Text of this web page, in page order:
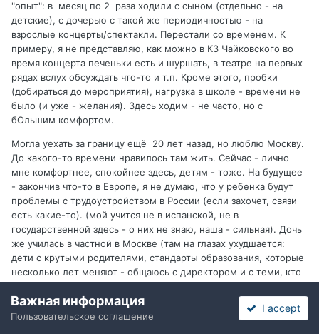
"опыт": в месяц по 2 раза ходили с сыном (отдельно - на
детские), с дочерью с такой же периодичностью - на
взрослые концерты/спектакли. Перестали со временем. К
примеру, я не представляю, как можно в КЗ Чайковского во
время концерта печеньки есть и шуршать, в театре на первых
рядах вслух обсуждать что-то и т.п. Кроме этого, пробки
(добираться до мероприятия), нагрузка в школе - времени не
было (и уже - желания). Здесь ходим - не часто, но с
бОльшим комфортом.
Могла уехать за границу ещё 20 лет назад, но люблю Москву.
До какого-то времени нравилось там жить. Сейчас - лично
мне комфортнее, спокойнее здесь, детям - тоже. На будущее
- закончив что-то в Европе, я не думаю, что у ребенка будут
проблемы с трудоустройством в России (если захочет, связи
есть какие-то). (мой учится не в испанской, не в
государственной здесь - о них не знаю, наша - сильная). Дочь
же училась в частной в Москве (там на глазах ухудшается:
дети с крутыми родителями, стандарты образования, которые
несколько лет меняют - общаюсь с директором и с теми, кто
сильной в Москве (один из примеров того, что мне не
нравится: сокращение уроков литературы, но зубрежка
Важная информация
Пользовательское соглашение
I accept